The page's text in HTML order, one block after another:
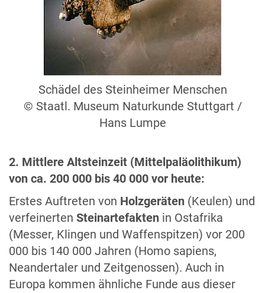
Schädel des Steinheimer Menschen
© Staatl. Museum Naturkunde Stuttgart /
Hans Lumpe
2. Mittlere Altsteinzeit (Mittelpaläolithikum)
von ca. 200 000 bis 40 000 vor heute:
Erstes Auftreten von Holzgeräten (Keulen) und
verfeinerten Steinartefakten in Ostafrika
(Messer, Klingen und Waffenspitzen) vor 200
000 bis 140 000 Jahren (Homo sapiens,
Neandertaler und Zeitgenossen). Auch in
Europa kommen ähnliche Funde aus dieser